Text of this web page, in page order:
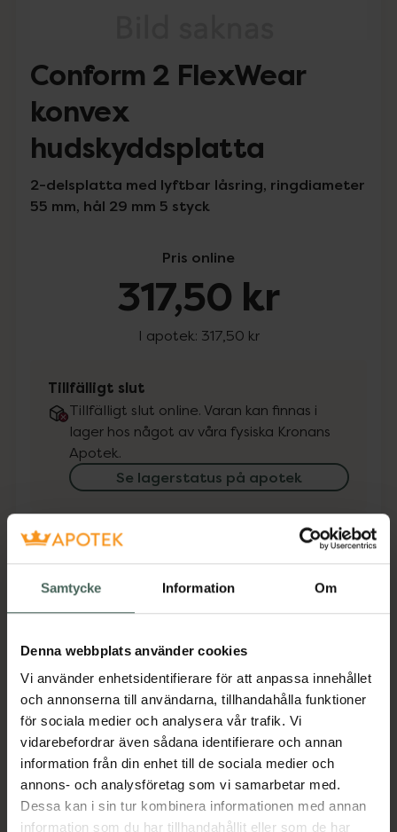
Samtycke Information Om
Denna webbplats använder cookies
Vi använder enhetsidentifierare för att anpassa innehållet
och annonserna till användarna, tillhandahålla funktioner
för sociala medier och analysera vår trafik. Vi
vidarebefordrar även sådana identifierare och annan
information från din enhet till de sociala medier och
annons- och analysföretag som vi samarbetar med.
Dessa kan i sin tur kombinera informationen med annan
information som du har tillhandahållit eller som de har
Conform 2 FlexWear
konvex
hudskyddsplatta
2-delsplatta med lyftbar låsring, ringdiameter
55 mm, hål 29 mm 5 styck
Pris online
317,50 kr
I apotek: 317,50 kr
Tillfälligt slut
Tillfälligt slut online. Varan kan finnas i
lager hos något av våra fysiska Kronans
Apotek.
Se lagerstatus på apotek
Få mejl när varan finns i lager online
Din e-postadress
Spara
Aktuella erbjudanden
Beskrivning Dölj
Jämförpris 63,50 kr/st